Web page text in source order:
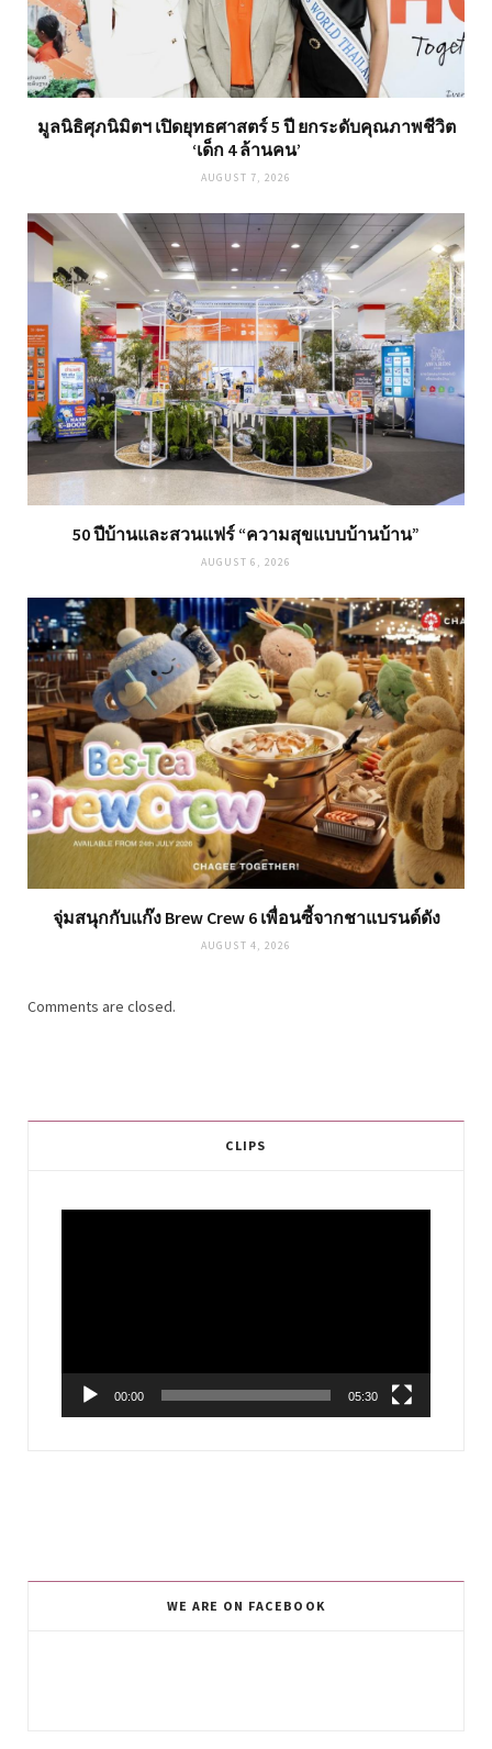
มูลนิธิศุภนิมิตฯ เปิดยุทธศาสตร์ 5 ปี ยกระดับคุณภาพชีวิต
‘เด็ก 4 ล้านคน’
AUGUST 7, 2026
50 ปีบ้านและสวนแฟร์ “ความสุขแบบบ้านบ้าน”
AUGUST 6, 2026
จุ่มสนุกกับแก๊ง Brew Crew 6 เพื่อนซี้จากชาแบรนด์ดัง
AUGUST 4, 2026
Comments are closed.
CLIPS
00:00 05:30
WE ARE ON FACEBOOK